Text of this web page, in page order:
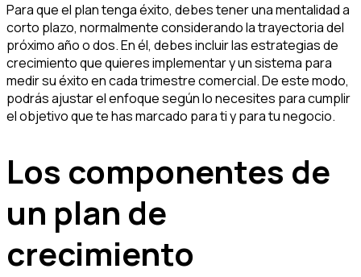
Para que el plan tenga éxito, debes tener una mentalidad a
corto plazo, normalmente considerando la trayectoria del
próximo año o dos. En él, debes incluir las estrategias de
crecimiento que quieres implementar y un sistema para
medir su éxito en cada trimestre comercial. De este modo,
podrás ajustar el enfoque según lo necesites para cumplir
el objetivo que te has marcado para ti y para tu negocio.
Los componentes de
un plan de
crecimiento